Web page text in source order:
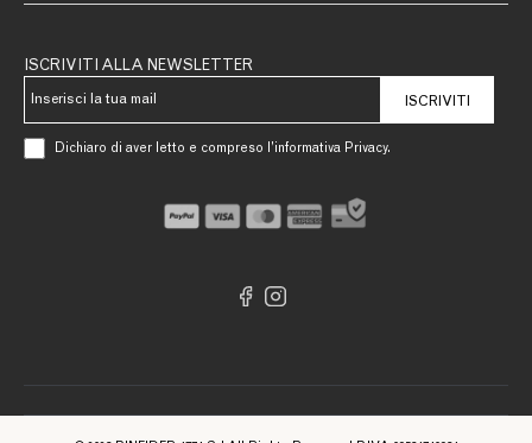
ISCRIVITI ALLA NEWSLETTER
ISCRIVITI
Dichiaro di aver letto e compreso l’informativa Privacy.